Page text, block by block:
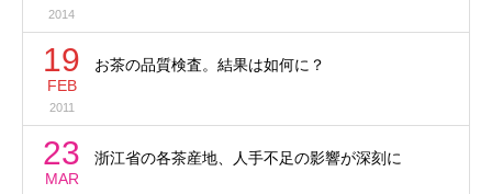
2014
19
FEB
2011
お茶の品質検査。結果は如何に？
23
MAR
浙江省の各茶産地、人手不足の影響が深刻に